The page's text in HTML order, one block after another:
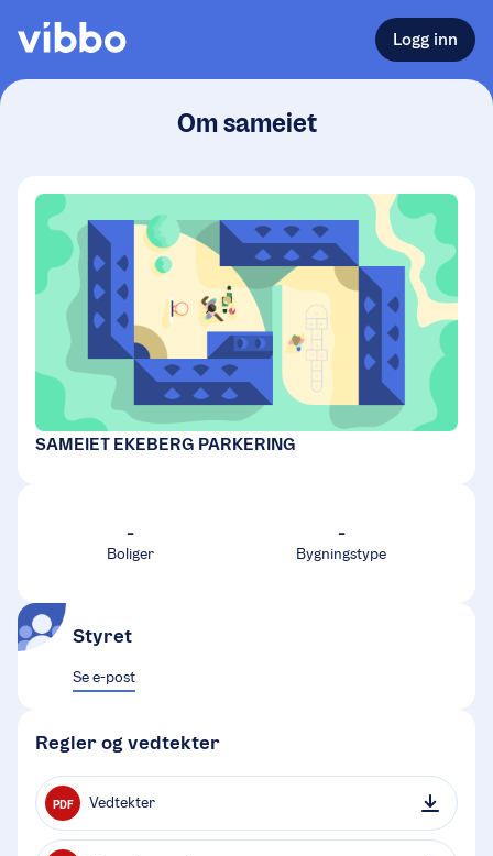
Logg inn
Om sameiet
SAMEIET EKEBERG PARKERING
-
Boliger
-
Bygningstype
Styret
Se e-post
Regler og vedtekter
PDF Vedtekter